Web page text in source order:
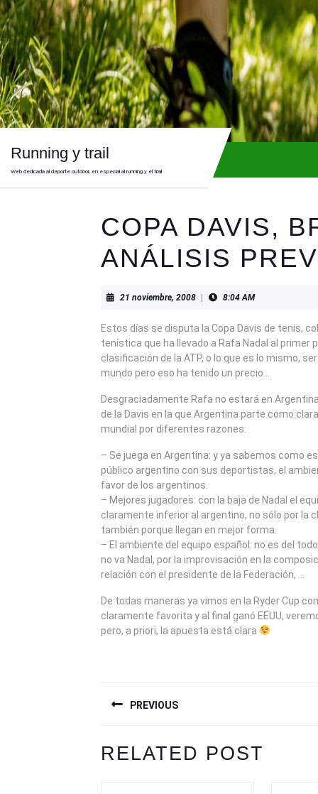
Skip
to
content
Running y trail
Web dedicada al deporte outdoor, en especial al running y el trail
COPA DAVIS,
ANÁLISIS
21 noviembre, 200821
2008
8:04 AM
Estos días se disputa la Copa Davis de tenis,
tenística que ha llevado a Rafa Nadal al primer
clasificación de la ATP, o lo que es lo mismo,
mundo pero eso ha tenido un precio…
Desgraciadamente Rafa no estará en
de la Davis en la que Argentina parte como
mundial por diferentes razones:
– Se juega en Argentina: y ya sabemos como
público argentino con sus deportistas, el
favor de los argentinos.
– Mejores jugadores: con la baja de Nadal el
claramente inferior al argentino, no sólo por la
también porque llegan en mejor forma.
– El ambiente del equipo español: no es del
no va Nadal, por la improvisación en la
relación con el presidente de la Federación, …
De todas maneras ya vimos en la Ryder Cup
claramente favorita y al final ganó EEUU,
pero, a priori, la apuesta está clara
DE
ENTRADAS
PREVIOUS
post:
RELATED POST